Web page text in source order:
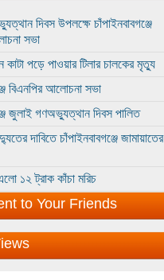
দিবস উপলক্ষে চাঁপাইনবাবগঞ্জে
সভা
কাটা পড়ে পাওয়ার টিলার চালকের মৃত্যু
বিএনপির আলোচনা সভা
জুলাই গণঅভ্যুত্থান দিবস পালিত
দাবিতে চাঁপাইনবাবগঞ্জে জামায়াতের
১২ ট্রাক কাঁচা মরিচ
to Your Friends